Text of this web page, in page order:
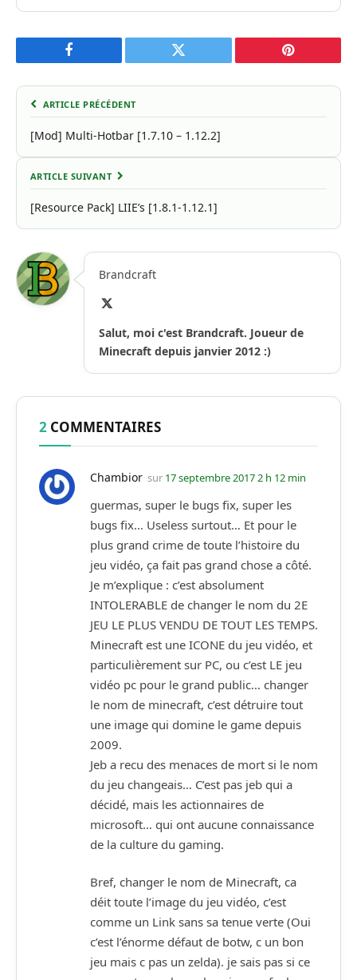
Facebook Twitter Pinterest
ARTICLE PRÉCÉDENT
[Mod] Multi-Hotbar [1.7.10 – 1.12.2]
ARTICLE SUIVANT
[Resource Pack] LIIE’s [1.8.1-1.12.1]
Brandcraft
X
Salut, moi c'est Brandcraft. Joueur de
Minecraft depuis janvier 2012 :)
2 COMMENTAIRES
Chambior sur 17 septembre 2017 2 h 12 min
guermas, super le bugs fix, super les
bugs fix… Useless surtout… Et pour le
plus grand crime de toute l’histoire du
jeu vidéo, ça fait pas grand chose a côté.
Je m’explique : c’est absolument
INTOLERABLE de changer le nom du 2E
JEU LE PLUS VENDU DE TOUT LES TEMPS.
Minecraft est une ICONE du jeu vidéo, et
particulièrement sur PC, ou c’est LE jeu
vidéo pc pour le grand public… changer
le nom de minecraft, c’est détruire tout
une image qui domine le game depuis
2009.
Jeb a recu des menaces de mort si le nom
du jeu changeais… C’est pas jeb qui a
décidé, mais les actionnaires de
microsoft… qui ont aucune connaissance
de la culture du gaming.
Bref, changer le nom de Minecraft, ca
déit toute l’image du jeu vidéo, c’est
comme un Link sans sa tenue verte (Oui
c’est l’énorme défaut de botw, c un bon
jeu mais c pas un zelda). je sais pas si ce